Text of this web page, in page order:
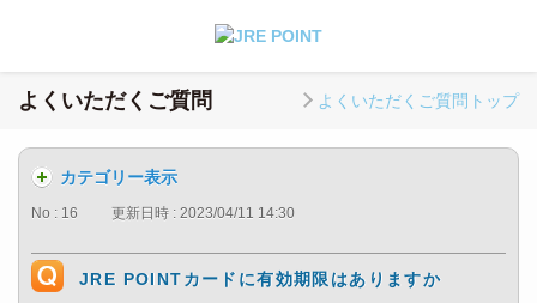
よくいただくご質問 よくいただくご質問トップ
カテゴリー表示
No : 16 更新日時 : 2023/04/11 14:30
JRE POINTカードに有効期限はありますか